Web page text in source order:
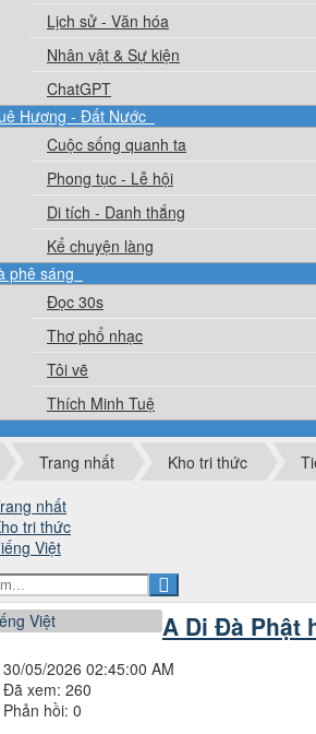
Lịch sử - Văn hóa
Nhân vật & Sự kiện
ChatGPT
Hương - Đất Nước
Cuộc sống quanh ta
Phong tục - Lễ hội
Di tích - Danh thắng
Kể chuyện làng
phê sáng
Đọc 30s
Thơ phổ nhạc
Tôi vẽ
Thích Minh Tuệ
Trang nhất Kho tri thức
nhất
tri thức
Việt
A Di Đà Phật
30/05/2026 02:45:00 AM
Đã xem: 260
Phản hồi: 0